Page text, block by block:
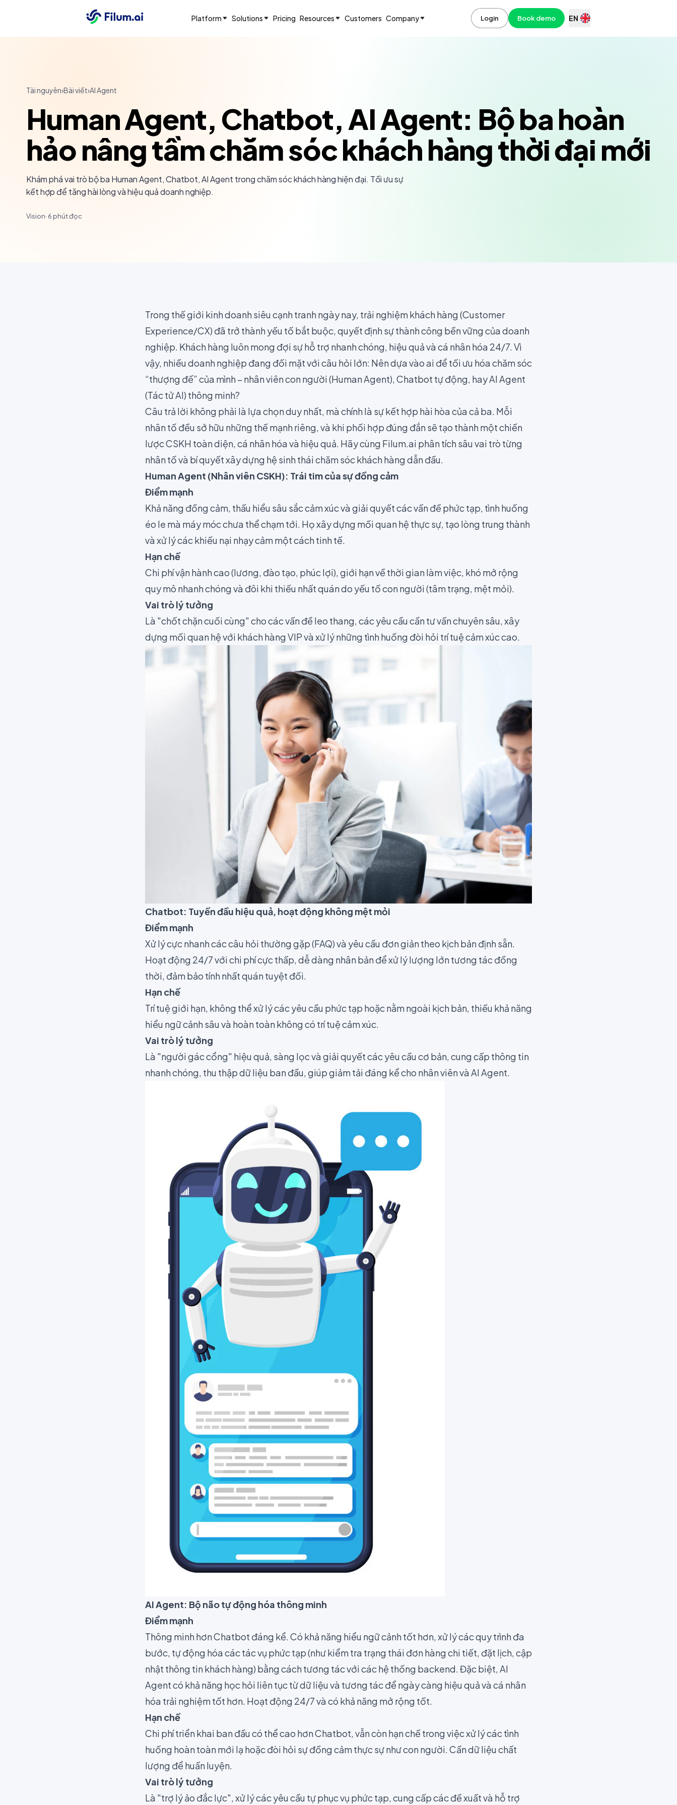
Platform Solutions Pricing Resources Customers Company Login Book demo EN
Tài nguyên›Bài viết›AI Agent
Human Agent, Chatbot, AI Agent: Bộ ba hoàn
hảo nâng tầm chăm sóc khách hàng thời đại mới
Khám phá vai trò bộ ba Human Agent, Chatbot, AI Agent trong chăm sóc khách hàng hiện đại. Tối ưu sự
kết hợp để tăng hài lòng và hiệu quả doanh nghiệp.
Vision· 6 phút đọc
Trong thế giới kinh doanh siêu cạnh tranh ngày nay, trải nghiệm khách hàng (Customer
Experience/CX) đã trở thành yếu tố bắt buộc, quyết định sự thành công bền vững của doanh
nghiệp. Khách hàng luôn mong đợi sự hỗ trợ nhanh chóng, hiệu quả và cá nhân hóa 24/7. Vì
vậy, nhiều doanh nghiệp đang đối mặt với câu hỏi lớn: Nên dựa vào ai để tối ưu hóa chăm sóc
“thượng đế” của mình – nhân viên con người (Human Agent), Chatbot tự động, hay AI Agent
(Tác tử AI) thông minh?
Câu trả lời không phải là lựa chọn duy nhất, mà chính là sự kết hợp hài hòa của cả ba. Mỗi
nhân tố đều sở hữu những thế mạnh riêng, và khi phối hợp đúng đắn sẽ tạo thành một chiến
lược CSKH toàn diện, cá nhân hóa và hiệu quả. Hãy cùng Filum.ai phân tích sâu vai trò từng
nhân tố và bí quyết xây dựng hệ sinh thái chăm sóc khách hàng dẫn đầu.
Human Agent (Nhân viên CSKH): Trái tim của sự đồng cảm
Điểm mạnh
Khả năng đồng cảm, thấu hiểu sâu sắc cảm xúc và giải quyết các vấn đề phức tạp, tình huống
éo le mà máy móc chưa thể chạm tới. Họ xây dựng mối quan hệ thực sự, tạo lòng trung thành
và xử lý các khiếu nại nhạy cảm một cách tinh tế.
Hạn chế
Chi phí vận hành cao (lương, đào tạo, phúc lợi), giới hạn về thời gian làm việc, khó mở rộng
quy mô nhanh chóng và đôi khi thiếu nhất quán do yếu tố con người (tâm trạng, mệt mỏi).
Vai trò lý tưởng
Là "chốt chặn cuối cùng" cho các vấn đề leo thang, các yêu cầu cần tư vấn chuyên sâu, xây
dựng mối quan hệ với khách hàng VIP và xử lý những tình huống đòi hỏi trí tuệ cảm xúc cao.
Chatbot: Tuyến đầu hiệu quả, hoạt động không mệt mỏi
Điểm mạnh
Xử lý cực nhanh các câu hỏi thường gặp (FAQ) và yêu cầu đơn giản theo kịch bản định sẵn.
Hoạt động 24/7 với chi phí cực thấp, dễ dàng nhân bản để xử lý lượng lớn tương tác đồng
thời, đảm bảo tính nhất quán tuyệt đối.
Hạn chế
Trí tuệ giới hạn, không thể xử lý các yêu cầu phức tạp hoặc nằm ngoài kịch bản, thiếu khả năng
hiểu ngữ cảnh sâu và hoàn toàn không có trí tuệ cảm xúc.
Vai trò lý tưởng
Là "người gác cổng" hiệu quả, sàng lọc và giải quyết các yêu cầu cơ bản, cung cấp thông tin
nhanh chóng, thu thập dữ liệu ban đầu, giúp giảm tải đáng kể cho nhân viên và AI Agent.
AI Agent: Bộ não tự động hóa thông minh
Điểm mạnh
Thông minh hơn Chatbot đáng kể. Có khả năng hiểu ngữ cảnh tốt hơn, xử lý các quy trình đa
bước, tự động hóa các tác vụ phức tạp (như kiểm tra trạng thái đơn hàng chi tiết, đặt lịch, cập
nhật thông tin khách hàng) bằng cách tương tác với các hệ thống backend. Đặc biệt, AI
Agent có khả năng học hỏi liên tục từ dữ liệu và tương tác để ngày càng hiệu quả và cá nhân
hóa trải nghiệm tốt hơn. Hoạt động 24/7 và có khả năng mở rộng tốt.
Hạn chế
Chi phí triển khai ban đầu có thể cao hơn Chatbot, vẫn còn hạn chế trong việc xử lý các tình
huống hoàn toàn mới lạ hoặc đòi hỏi sự đồng cảm thực sự như con người. Cần dữ liệu chất
lượng để huấn luyện.
Vai trò lý tưởng
Là "trợ lý ảo đắc lực", xử lý các yêu cầu tự phục vụ phức tạp, cung cấp các đề xuất và hỗ trợ